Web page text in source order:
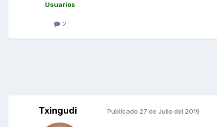
Usuarios
2
Txingudi Publicado 27 de Julio del 2019